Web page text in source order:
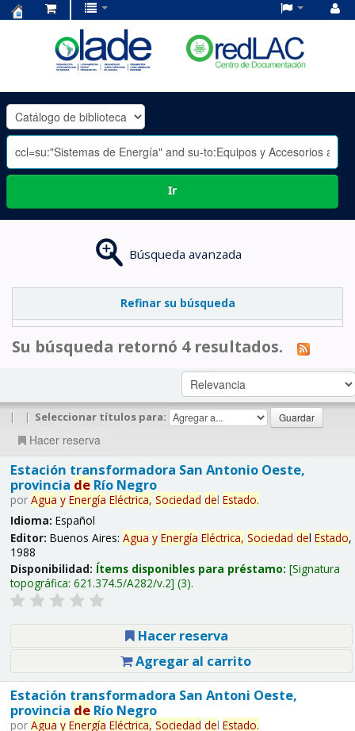
OLADE
-
Ir
Búsqueda avanzada
Refinar su búsqueda
Su búsqueda retornó 4 resultados.
| | Seleccionar títulos para:
Hacer reserva
Estación transformadora San Antonio Oeste,
provincia deRío Negro
por Agua y Energía Eléctrica, Sociedad del Estado.
Idioma: Español
Editor: Buenos Aires: Agua y Energía Eléctrica, Sociedad del Estado,
1988
Disponibilidad: Ítems disponibles para préstamo: Signatura
topográfica: 621.374.5/A282/v.2 (3).
Hacer reserva
Agregar al carrito
Estación transformadora San Antoni Oeste,
provincia deRío Negro
por Agua y Energía Eléctrica, Sociedad del Estado.